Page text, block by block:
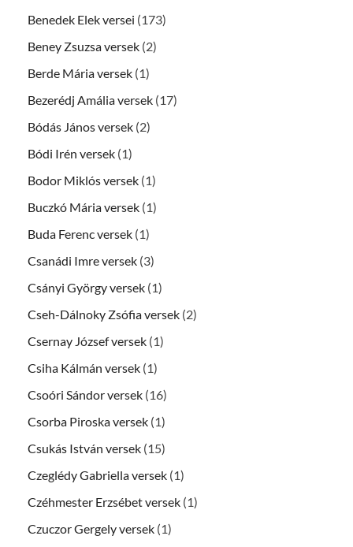
Benedek Elek versei (173)
Beney Zsuzsa versek (2)
Berde Mária versek (1)
Bezerédj Amália versek (17)
Bódás János versek (2)
Bódi Irén versek (1)
Bodor Miklós versek (1)
Buczkó Mária versek (1)
Buda Ferenc versek (1)
Csanádi Imre versek (3)
Csányi György versek (1)
Cseh-Dálnoky Zsófia versek (2)
Csernay József versek (1)
Csiha Kálmán versek (1)
Csoóri Sándor versek (16)
Csorba Piroska versek (1)
Csukás István versek (15)
Czeglédy Gabriella versek (1)
Czéhmester Erzsébet versek (1)
Czuczor Gergely versek (1)